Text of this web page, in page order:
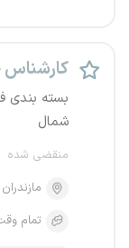
کارشناس
بسته بندی
شمال
منقضی شده
مازندران
تمام